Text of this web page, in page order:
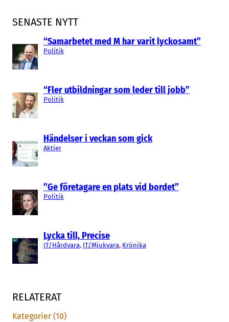
SENASTE NYTT
“Samarbetet med M har varit lyckosamt”
Politik
“Fler utbildningar som leder till jobb”
Politik
Händelser i veckan som gick
Aktier
”Ge företagare en plats vid bordet”
Politik
Lycka till, Precise
IT/Hårdvara, IT/Mjukvara, Krönika
RELATERAT
Kategorier (10)